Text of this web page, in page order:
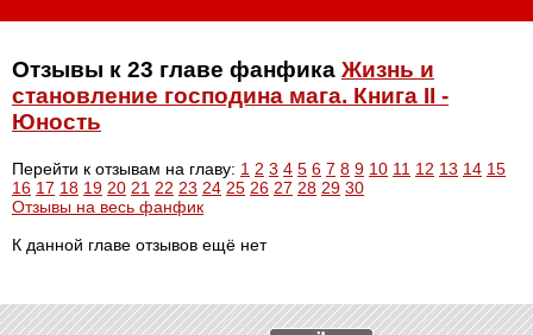
Отзывы к 23 главе фанфика Жизнь и
становление господина мага. Книга II -
Юность
Перейти к отзывам на главу: 1 2 3 4 5 6 7 8 9 10 11 12 13 14 15
16 17 18 19 20 21 22 23 24 25 26 27 28 29 30
Отзывы на весь фанфик
К данной главе отзывов ещё нет